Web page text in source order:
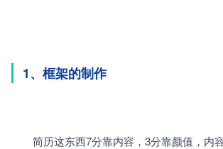
1、框架的制作
简历这东西7分靠内容，3分靠颜值，内